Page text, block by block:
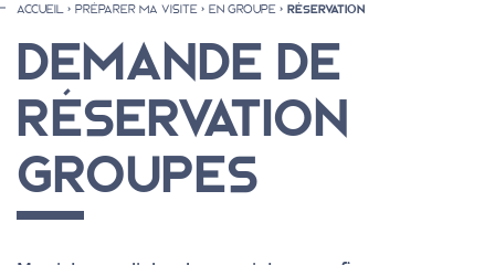
Fil
d'Ariane
ACCUEIL PRÉPARER MA VISITE EN GROUPE RÉSERVATION
DEMANDE DE
RÉSERVATION
GROUPES